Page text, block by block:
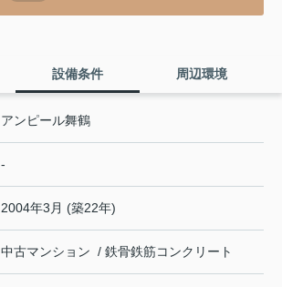
設備条件 周辺環境
アンピール舞鶴
-
2004年3月 (築22年)
中古マンション / 鉄骨鉄筋コンクリート